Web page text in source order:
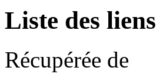
Liste des liens
Récupérée de